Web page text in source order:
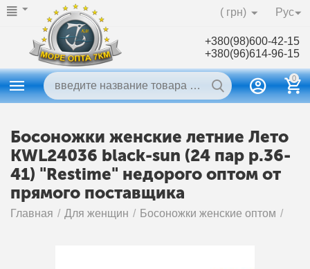
Рус
( грн)
+380(98)600-42-15
+380(96)614-96-15
0
Босоножки женские летние Лето
KWL24036 black-sun (24 пар р.36-
41) "Restime" недорого оптом от
прямого поставщика
Главная / Для женщин / Босоножки женские оптом /